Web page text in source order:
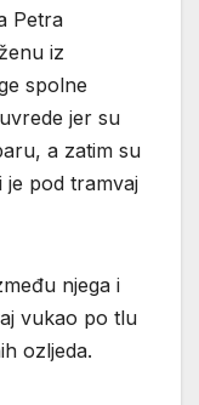
Petra
iz
spolne
jer su
a zatim su
pod tramvaj
njega i
vukao po tlu
ozljeda.